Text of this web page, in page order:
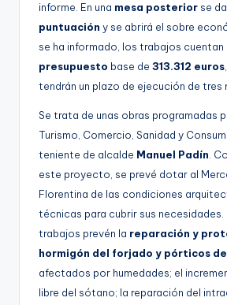
informe. En una mesa posterior se
puntuación y se abrirá el sobre
se ha informado, los trabajos cuentan
presupuesto base de 313.312 euros
tendrán un plazo de ejecución de tres
Se trata de unas obras programadas
Turismo, Comercio, Sanidad y
teniente de alcalde Manuel Padín.
este proyecto, se prevé dotar al
Florentina de las condiciones
técnicas para cubrir sus necesidades.
trabajos prevén la reparación y
hormigón del forjado y pórticos
afectados por humedades; el
libre del sótano; la reparación del